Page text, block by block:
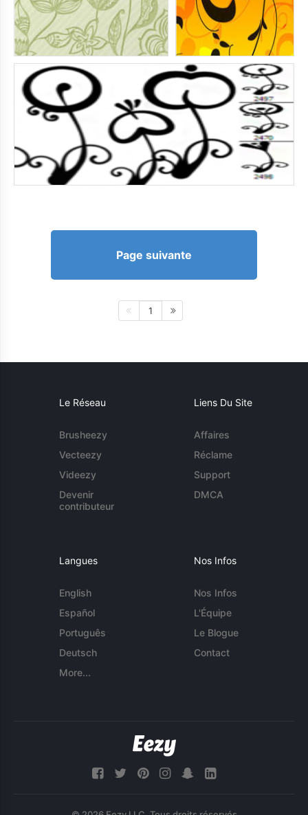
Page suivante
1
Le Réseau
Brusheezy
Vecteezy
Videezy
Devenir
contributeur
Liens Du Site
Affaires
Réclame
Support
DMCA
Langues
English
Español
Português
Deutsch
More...
Nos Infos
Nos Infos
L'Équipe
Le Blogue
Contact